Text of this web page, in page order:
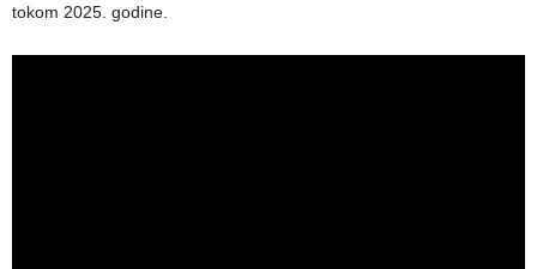
tokom 2025. godine.